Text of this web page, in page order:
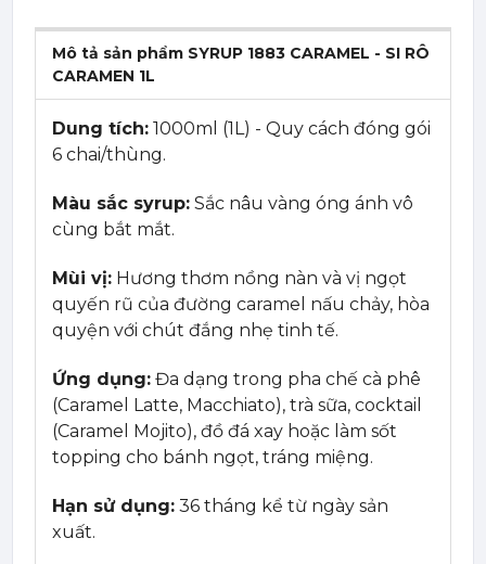
Mô tả sản phẩm SYRUP 1883 CARAMEL - SI RÔ
CARAMEN 1L
Dung tích: 1000ml (1L) - Quy cách đóng gói
6 chai/thùng.
Màu sắc syrup: Sắc nâu vàng óng ánh vô
cùng bắt mắt.
Mùi vị: Hương thơm nồng nàn và vị ngọt
quyến rũ của đường caramel nấu chảy, hòa
quyện với chút đắng nhẹ tinh tế.
Ứng dụng: Đa dạng trong pha chế cà phê
(Caramel Latte, Macchiato), trà sữa, cocktail
(Caramel Mojito), đồ đá xay hoặc làm sốt
topping cho bánh ngọt, tráng miệng.
Hạn sử dụng: 36 tháng kể từ ngày sản
xuất.